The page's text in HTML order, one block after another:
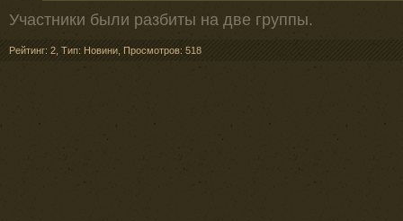
Участники были разбиты на две группы.
Рейтинг: 2 Тип: Новини Просмотров: 518